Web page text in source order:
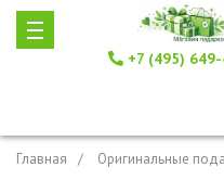
+7 (495)
Главная Оригинальные